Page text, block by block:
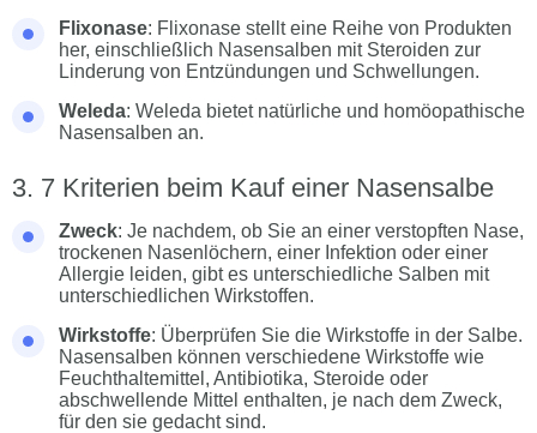
Flixonase: Flixonase stellt eine Reihe von Produkten
her, einschließlich Nasensalben mit Steroiden zur
Linderung von Entzündungen und Schwellungen.
Weleda: Weleda bietet natürliche und homöopathische
Nasensalben an.
7 Kriterien beim Kauf einer Nasensalbe
Zweck: Je nachdem, ob Sie an einer verstopften Nase,
trockenen Nasenlöchern, einer Infektion oder einer
Allergie leiden, gibt es unterschiedliche Salben mit
unterschiedlichen Wirkstoffen.
Wirkstoffe: Überprüfen Sie die Wirkstoffe in der Salbe.
Nasensalben können verschiedene Wirkstoffe wie
Feuchthaltemittel, Antibiotika, Steroide oder
abschwellende Mittel enthalten, je nach dem Zweck,
für den sie gedacht sind.